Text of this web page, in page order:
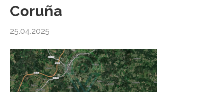
Coruña
25.04.2025